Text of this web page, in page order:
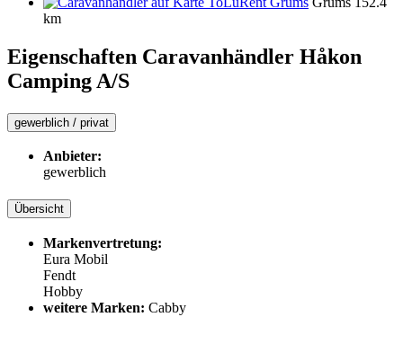
km
Eigenschaften Caravanhändler Håkon
Camping A/S
gewerblich / privat
Anbieter:
gewerblich
Übersicht
Markenvertretung:
Eura Mobil
Fendt
Hobby
weitere Marken: Cabby